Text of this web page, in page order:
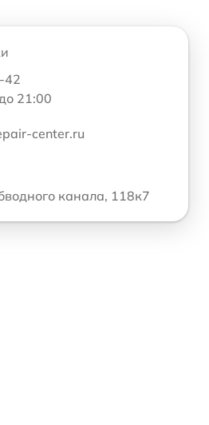
42
21:00
center.ru
канала, 118к7